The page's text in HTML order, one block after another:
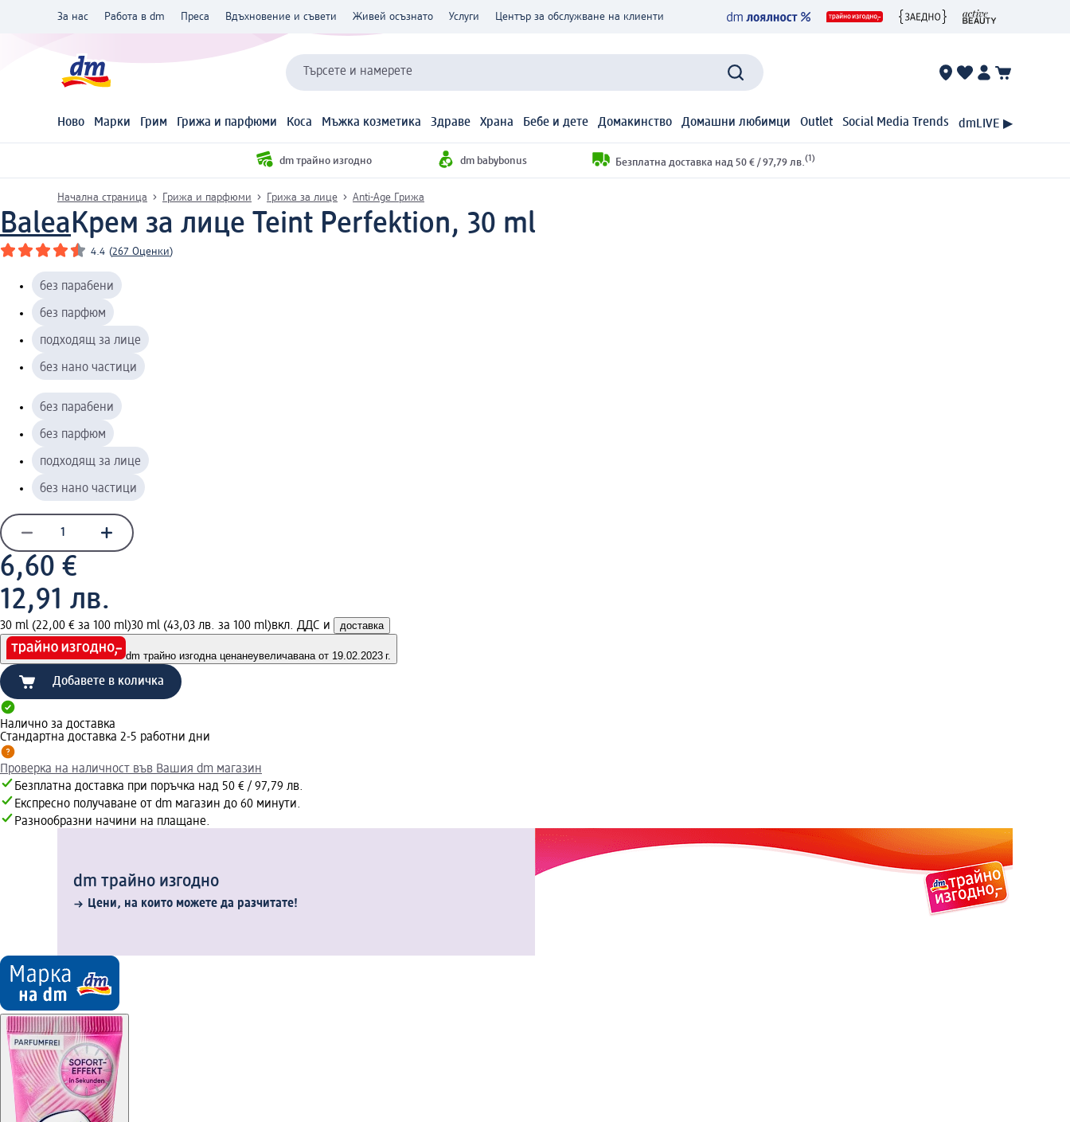
За нас Работа в dm Преса Вдъхновение и съвети Живей осъзнато Услуги Център за обслужване на клиенти
Търсете и намерете
Ново Марки Грим Грижа и парфюми Коса Мъжка козметика Здраве Храна Бебе и дете Домакинство Домашни любимци Outlet Social Media Trends dmLIVE ▶
dm трайно изгодно dm babybonus Безплатна доставка над 50 € / 97,79 лв. (1)
Начална страница Грижа и парфюми Грижа за лице Anti-Age Грижа
BaleaКрем за лице Teint Perfektion, 30 ml
4.4 (267 Оценки)
без парабени
без парфюм
подходящ за лице
без нано частици
без парабени
без парфюм
подходящ за лице
без нано частици
6,60 €
12,91 лв.
30 ml (22,00 € за 100 ml)30 ml (43,03 лв. за 100 ml)вкл. ДДС и доставка
dm трайно изгодна ценанеувеличавана от 19.02.2023 г.
Добавете в количка
Налично за доставка
Стандартна доставка 2-5 работни дни
Проверка на наличност във Вашия dm магазин
Безплатна доставка при поръчка над 50 € / 97,79 лв.
Експресно получаване от dm магазин до 60 минути.
Разнообразни начини на плащане.
dm трайно изгодно
Цени, на които можете да разчитате!